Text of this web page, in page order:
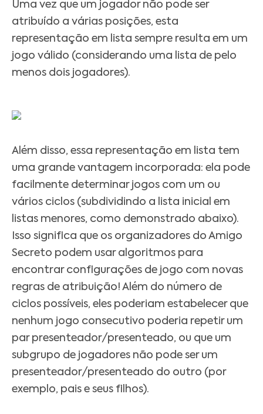
Uma vez que um jogador não pode ser
atribuído a várias posições, esta
representação em lista sempre resulta em um
jogo válido (considerando uma lista de pelo
menos dois jogadores).
Além disso, essa representação em lista tem
uma grande vantagem incorporada: ela pode
facilmente determinar jogos com um ou
vários ciclos (subdividindo a lista inicial em
listas menores, como demonstrado abaixo).
Isso significa que os organizadores do Amigo
Secreto podem usar algoritmos para
encontrar configurações de jogo com novas
regras de atribuição! Além do número de
ciclos possíveis, eles poderiam estabelecer que
nenhum jogo consecutivo poderia repetir um
par presenteador/presenteado, ou que um
subgrupo de jogadores não pode ser um
presenteador/presenteado do outro (por
exemplo, pais e seus filhos).